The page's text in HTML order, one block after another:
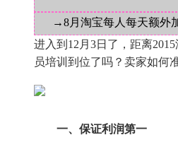
→8月淘宝每人每天额外
进入到12月3日了，距离
员培训到位了吗？卖家如何
一、保证利润第一